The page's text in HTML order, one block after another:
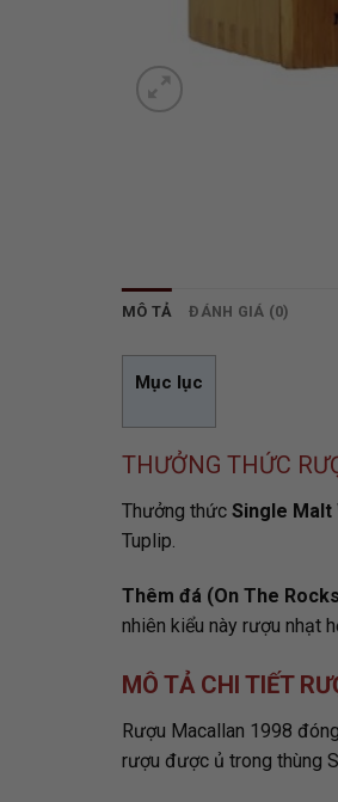
MÔ TẢ ĐÁNH GIÁ (0)
Mục lục
THƯỞNG THỨC
Thưởng thức Single Malt
Tuplip.
Thêm đá (On The
nhiên kiểu này rượu nhạt
MÔ TẢ CHI TIẾT
Rượu Macallan 1998
rượu được ủ trong thùng